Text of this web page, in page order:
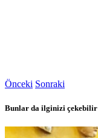
Önceki Sonraki
Bunlar da ilginizi çekebilir